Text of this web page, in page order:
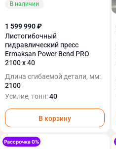
В наличии
1 599 990 ₽
Листогибочный
гидравлический пресс
Ermaksan Power Bend PRO
2100 x 40
Длина сгибаемой детали, мм:
2100
Усилие, тонн:40
В корзину